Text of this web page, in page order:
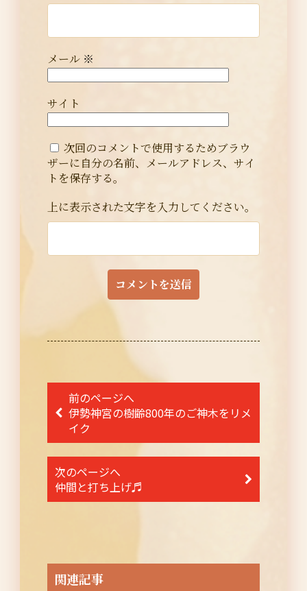
メール ※
サイト
次回のコメントで使用するためブラウ
ザーに自分の名前、メールアドレス、サイ
トを保存する。
上に表示された文字を入力してください。
稿
ナ
ビ
ー
前のページへ
伊勢神宮の樹齢800年のご神木をリメ
イク
次のページへ
仲間と打ち上げ♬
関連記事